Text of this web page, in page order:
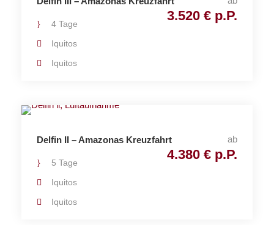
3.520 € p.P.
4 Tage
Iquitos
Iquitos
Delfin II – Amazonas Kreuzfahrt ab
4.380 € p.P.
5 Tage
Iquitos
Iquitos